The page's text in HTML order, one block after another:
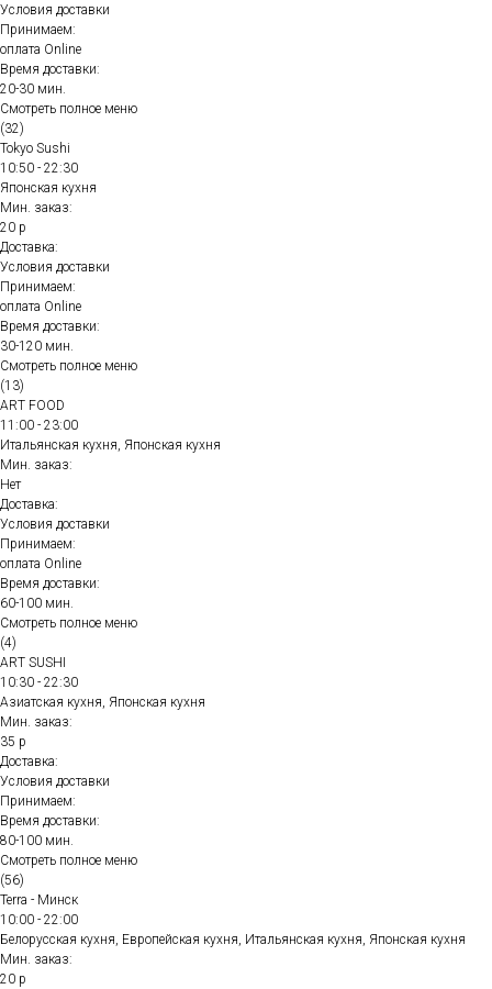
Условия доставки
Принимаем:
оплата Online
Время доставки:
20-30 мин.
Смотреть полное меню
(32)
Tokyo Sushi
10:50 - 22:30
Японская кухня
Мин. заказ:
20 р
Доставка:
Условия доставки
Принимаем:
оплата Online
Время доставки:
30-120 мин.
Смотреть полное меню
(13)
ART FOOD
11:00 - 23:00
Итальянская кухня, Японская кухня
Мин. заказ:
Нет
Доставка:
Условия доставки
Принимаем:
оплата Online
Время доставки:
60-100 мин.
Смотреть полное меню
(4)
ART SUSHI
10:30 - 22:30
Азиатская кухня, Японская кухня
Мин. заказ:
35 р
Доставка:
Условия доставки
Принимаем:
Время доставки:
80-100 мин.
Смотреть полное меню
(56)
Terra - Минск
10:00 - 22:00
Белорусская кухня, Европейская кухня, Итальянская кухня, Японская кухня
Мин. заказ:
20 р